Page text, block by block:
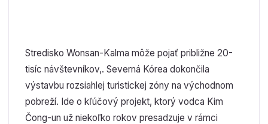
Stredisko Wonsan-Kalma môže pojať približne 20-
tisíc návštevníkov,. Severná Kórea dokončila
výstavbu rozsiahlej turistickej zóny na východnom
pobreží. Ide o kľúčový projekt, ktorý vodca Kim
Čong-un už niekoľko rokov presadzuje v rámci